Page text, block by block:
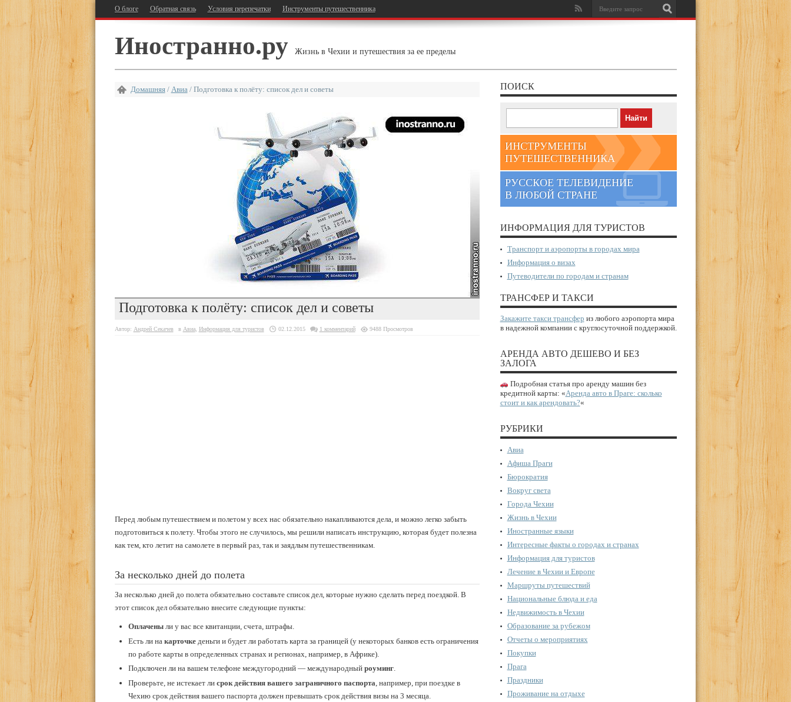
О блоге Обратная связь Условия перепечатки Инструменты путешественника
Иностранно.ру Жизнь в Чехии и путешествия за ее пределы
Домашняя/ Авиа/ Подготовка к полёту: список дел и советы
Подготовка к полёту: список дел и советы
Автор: Андрей Секачев в Авиа, Информация для туристов 02.12.2015 1 комментарий 9488 Просмотров
Перед любым путешествием и полетом у всех нас обязательно накапливаются дела, и можно легко забыть
подготовиться к полету. Чтобы этого не случилось, мы решили написать инструкцию, которая будет полезна
как тем, кто летит на самолете в первый раз, так и заядлым путешественникам.
За несколько дней до полета
За несколько дней до полета обязательно составьте список дел, которые нужно сделать перед поездкой. В
этот список дел обязательно внесите следующие пункты:
Оплачены ли у вас все квитанции, счета, штрафы.
Есть ли накарточке деньги и будет ли работать карта за границей (у некоторых банков есть ограничения
по работе карты в определенных странах и регионах, например, в Африке).
Подключен ли на вашем телефоне междугородний — международныйроуминг.
Проверьте, не истекает лисрок действия вашего заграничного паспорта , например, при поездке в
Чехию срок действия вашего паспорта должен превышать срок действия визы на 3 месяца.
ПОИСК
ИНСТРУМЕНТЫ
ПУТЕШЕСТВЕННИКА
РУССКОЕ ТЕЛЕВИДЕНИЕ
В ЛЮБОЙ СТРАНЕ
ИНФОРМАЦИЯ ДЛЯ ТУРИСТОВ
Транспорт и аэропорты в городах мира
Информация о визах
Путеводители по городам и странам
ТРАНСФЕР И ТАКСИ
Закажите такси трансфер из любого аэропорта мира
в надежной компании с круглосуточной поддержкой.
АРЕНДА АВТО ДЕШЕВО И БЕЗ
ЗАЛОГА
Подробная статья про аренду машин без
кредитной карты: «Аренда авто в Праге: сколько
стоит и как арендовать?«
РУБРИКИ
Авиа
Афиша Праги
Бюрократия
Вокруг света
Города Чехии
Жизнь в Чехии
Иностранные языки
Интересные факты о городах и странах
Информация для туристов
Лечение в Чехии и Европе
Маршруты путешествий
Национальные блюда и еда
Недвижимость в Чехии
Образование за рубежом
Отчеты о мероприятиях
Покупки
Прага
Праздники
Проживание на отдыхе